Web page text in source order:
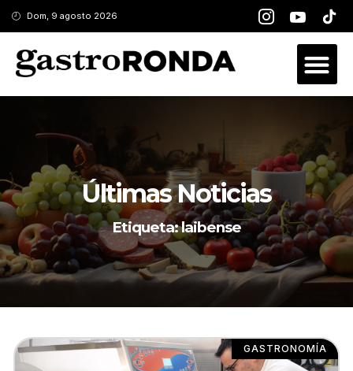
Dom, 9 agosto 2026
Últimas Noticias
Etiqueta: laibense
GASTRONOMÍA